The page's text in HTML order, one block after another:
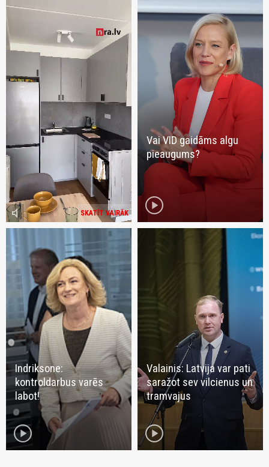
SKATĪT VAIRĀK
volume_mute
Vai VID gaidāms algu
pieaugums?
play_circle
Indriksone:
kontroldarbus varēs
labot!
play_circle
Valainis: Latvija var pati
saražot sev vilcienus un
tramvajus
play_circle